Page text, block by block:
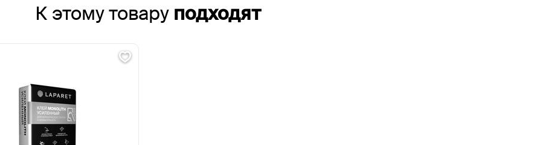
К этому товару подходят